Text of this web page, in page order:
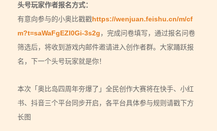
头号玩家作者报名方式：
有意向参与的小奥比戳戳https://wenjuan.feishu.cn/m/cf
m?t=saWaFgEZI0Gi-3s2g，完成问卷填写，通过报名问卷
筛选后，将收到游戏内邮件邀请进入创作者群。大家踊跃报
名，下一个头号玩家就是你！
本次「奥比岛四周年夯爆了」全民创作大赛将在快手、小红
书、抖音三个平台同步开启，各平台具体参与规则请戳下方
长图